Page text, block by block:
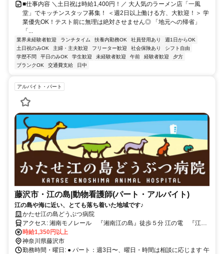
■仕事内容 ＼土日祝は時給1,400円！／ 大人気のラーメン店「一風
堂」でキッチンスタッフ募集！ ＜週2日以上働ける方、大歓迎！＞ 学
業優先OK！テスト前に無理は絶対させません◎ 「地元への帰省」
「...
業界未経験者歓迎 ランチタイム 扶養内勤務OK 社員登用あり
週1日からOK
土日祝のみOK
主婦・主夫歓迎 フリーター歓迎 社会保険あり
シフト自由
学歴不問
平日のみOK 学生歓迎 未経験者歓迎 午前 経験者歓迎
夕方
ブランクOK
交通費支給 日中
アルバイト・パート
藤沢市・江の島|動物看護師(パート・アルバイト)
江の島や海に近い、とても落ち着いた地域です♪
かたせ江の島どうぶつ病院
アクセス: 湘南モノレール 『湘南江の島』徒歩５分 江の電 『江ノ
島駅』『湘南海岸公園駅』徒歩８分
時給1,350円以上
神奈川県藤沢市
勤務時間・曜日: ● パート：週3日〜、曜日・時間は相談に応じます 午